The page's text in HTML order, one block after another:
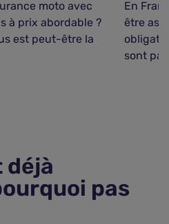
moto avec
à prix abordable ?
est peut-être la
En
être
sont
déjà
pas